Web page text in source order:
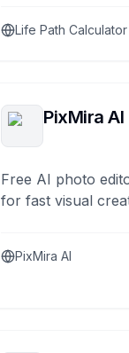
Life Path Calculator
PixMira AI
Free AI photo
for fast visual
PixMira AI